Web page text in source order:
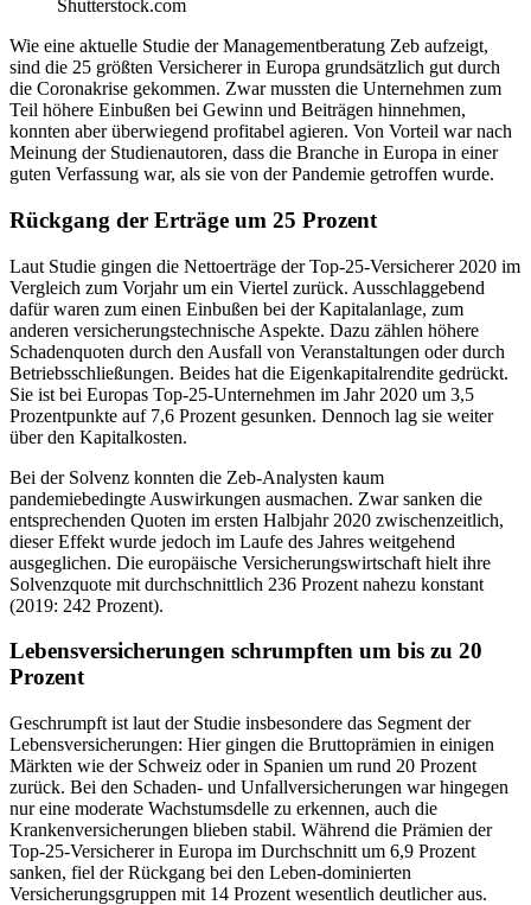
Shutterstock.com
Wie eine aktuelle Studie der Managementberatung Zeb aufzeigt,
sind die 25 größten Versicherer in Europa grundsätzlich gut durch
die Coronakrise gekommen. Zwar mussten die Unternehmen zum
Teil höhere Einbußen bei Gewinn und Beiträgen hinnehmen,
konnten aber überwiegend profitabel agieren. Von Vorteil war nach
Meinung der Studienautoren, dass die Branche in Europa in einer
guten Verfassung war, als sie von der Pandemie getroffen wurde.
Rückgang der Erträge um 25 Prozent
Laut Studie gingen die Nettoerträge der Top-25-Versicherer 2020 im
Vergleich zum Vorjahr um ein Viertel zurück. Ausschlaggebend
dafür waren zum einen Einbußen bei der Kapitalanlage, zum
anderen versicherungstechnische Aspekte. Dazu zählen höhere
Schadenquoten durch den Ausfall von Veranstaltungen oder durch
Betriebsschließungen. Beides hat die Eigenkapitalrendite gedrückt.
Sie ist bei Europas Top-25-Unternehmen im Jahr 2020 um 3,5
Prozentpunkte auf 7,6 Prozent gesunken. Dennoch lag sie weiter
über den Kapitalkosten.
Bei der Solvenz konnten die Zeb-Analysten kaum
pandemiebedingte Auswirkungen ausmachen. Zwar sanken die
entsprechenden Quoten im ersten Halbjahr 2020 zwischenzeitlich,
dieser Effekt wurde jedoch im Laufe des Jahres weitgehend
ausgeglichen. Die europäische Versicherungswirtschaft hielt ihre
Solvenzquote mit durchschnittlich 236 Prozent nahezu konstant
(2019: 242 Prozent).
Lebensversicherungen schrumpften um bis zu 20
Prozent
Geschrumpft ist laut der Studie insbesondere das Segment der
Lebensversicherungen: Hier gingen die Bruttoprämien in einigen
Märkten wie der Schweiz oder in Spanien um rund 20 Prozent
zurück. Bei den Schaden- und Unfallversicherungen war hingegen
nur eine moderate Wachstumsdelle zu erkennen, auch die
Krankenversicherungen blieben stabil. Während die Prämien der
Top-25-Versicherer in Europa im Durchschnitt um 6,9 Prozent
sanken, fiel der Rückgang bei den Leben-dominierten
Versicherungsgruppen mit 14 Prozent wesentlich deutlicher aus.